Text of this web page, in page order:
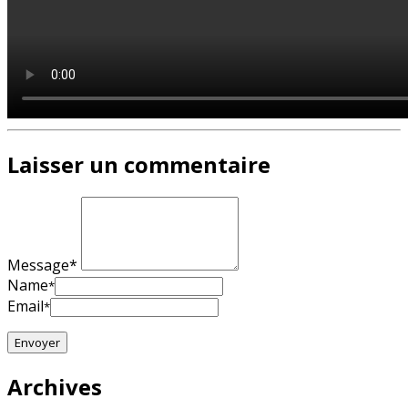
Laisser un commentaire
Message*
Name*
Email*
Archives